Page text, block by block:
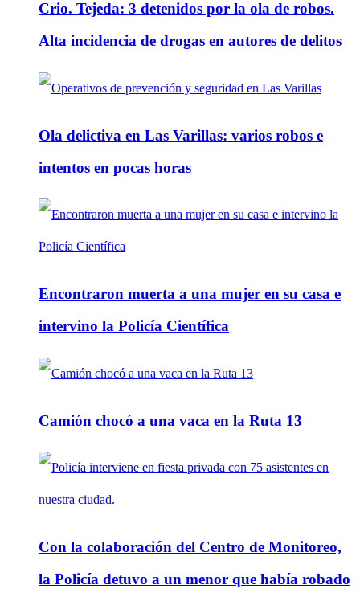
Crio. Tejeda: 3 detenidos por la ola de robos.
Alta incidencia de drogas en autores de delitos
Ola delictiva en Las Varillas: varios robos e
intentos en pocas horas
Encontraron muerta a una mujer en su casa e
intervino la Policía Científica
Camión chocó a una vaca en la Ruta 13
Con la colaboración del Centro de Monitoreo,
la Policía detuvo a un menor que había robado